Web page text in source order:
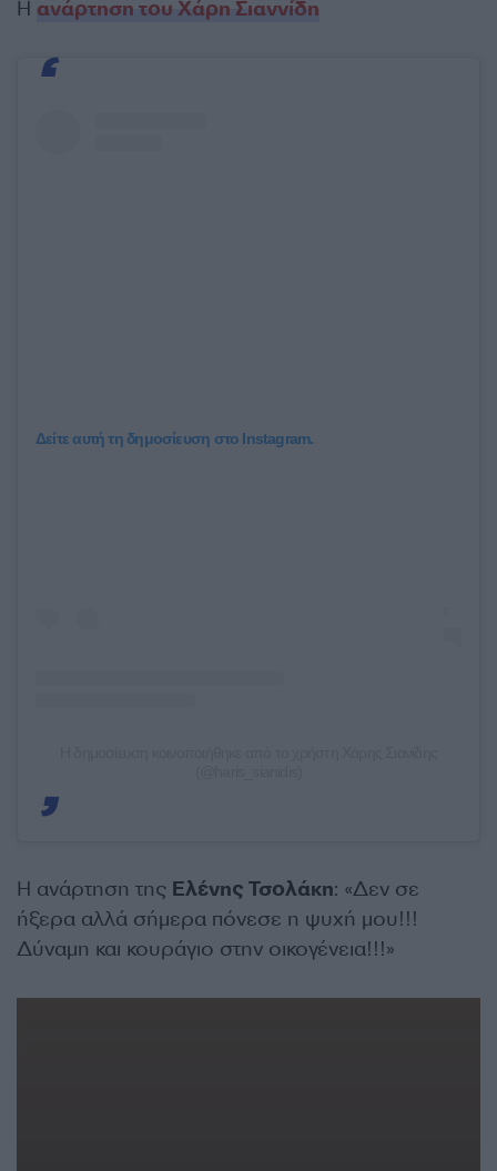
Η ανάρτηση του Χάρη Σιαννίδη
Δείτε αυτή τη δημοσίευση στο Instagram.
Η ανάρτηση της Ελένης Τσολάκη: «Δεν σε
ήξερα αλλά σήμερα πόνεσε η ψυχή μου!!!
Δύναμη και κουράγιο στην οικογένεια!!!»